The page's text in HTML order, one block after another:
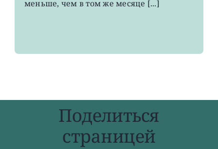
года
меньше, чем в том же месяце [...]
Поделиться
страницей